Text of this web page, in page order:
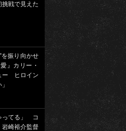
戦で見えた
を振り向かせ
』カリー・
ー ヒロイン
ってる」 コ
岩崎裕介監督